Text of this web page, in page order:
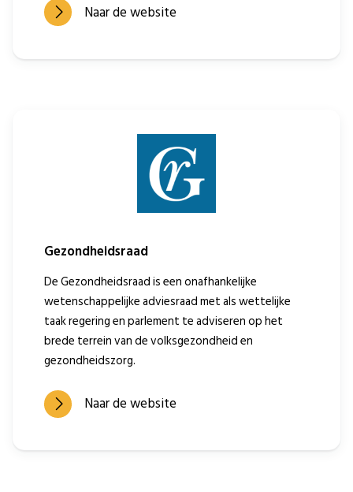
Naar de website
Gezondheidsraad
De Gezondheidsraad is een onafhankelijke
wetenschappelijke adviesraad met als wettelijke
taak regering en parlement te adviseren op het
brede terrein van de volksgezondheid en
gezondheidszorg.
Naar de website